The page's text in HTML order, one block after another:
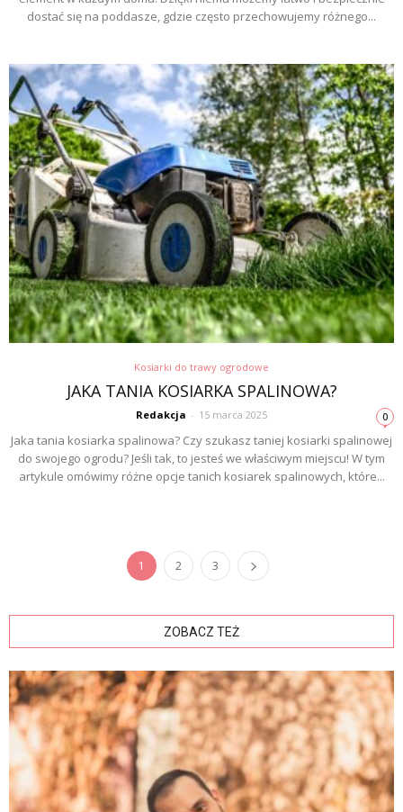
dostać się na poddasze, gdzie często przechowujemy różnego...
Kosiarki do trawy ogrodowe
JAKA TANIA KOSIARKA SPALINOWA?
Redakcja - 15 marca 2025 0
Jaka tania kosiarka spalinowa? Czy szukasz taniej kosiarki spalinowej
do swojego ogrodu? Jeśli tak, to jesteś we właściwym miejscu! W tym
artykule omówimy różne opcje tanich kosiarek spalinowych, które...
1 2 3
ZOBACZ TEŻ